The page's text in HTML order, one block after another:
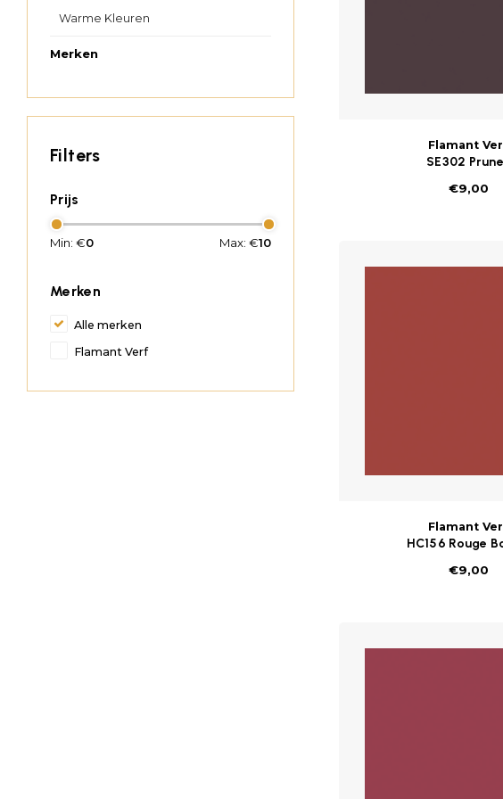
Warme Kleuren
Merken
Filters
Prijs
Min: €0 Max: €10
Merken
Alle merken
Flamant Verf
Flamant
SE302
€9,00
Flamant
HC156 Rouge
€9,00